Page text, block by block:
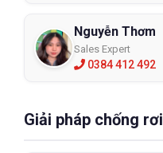
Nguyễn Thơm
Sales Expert
0384 412 492
Giải pháp chống rơi